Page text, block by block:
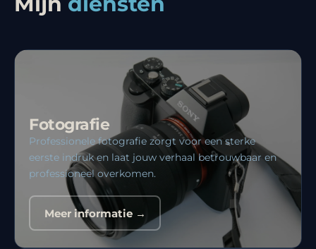
Fotografie
Professionele fotografie zorgt voor een sterke
eerste indruk en laat jouw verhaal betrouwbaar en
professioneel overkomen.
Meer informatie →